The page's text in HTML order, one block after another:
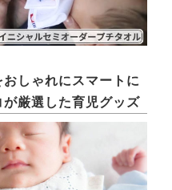
おしゃれにスマートに
が厳選した育児グッズ